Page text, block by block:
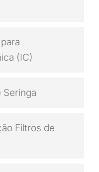
(IC)
Seringa
Filtros de